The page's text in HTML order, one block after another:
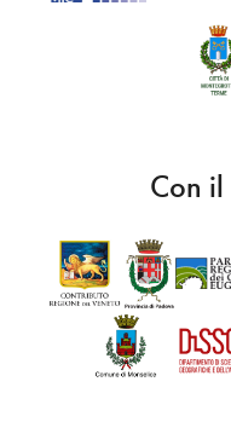
Con